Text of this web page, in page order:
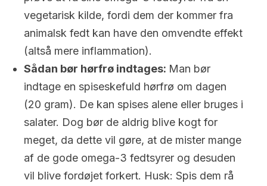
vegetarisk kilde, fordi dem der kommer fra
animalsk fedt kan have den omvendte effekt
(altså mere inflammation).
Sådan bør hørfrø indtages: Man bør
indtage en spiseskefuld hørfrø om dagen
(20 gram). De kan spises alene eller bruges i
salater. Dog bør de aldrig blive kogt for
meget, da dette vil gøre, at de mister mange
af de gode omega-3 fedtsyrer og desuden
vil blive fordøjet forkert. Husk: Spis dem rå